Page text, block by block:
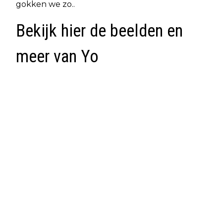
gokken we zo..
Bekijk hier de beelden en
meer van Yo